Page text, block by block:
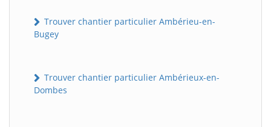
Trouver chantier particulier Ambérieu-en-
Bugey
Trouver chantier particulier Ambérieux-en-
Dombes